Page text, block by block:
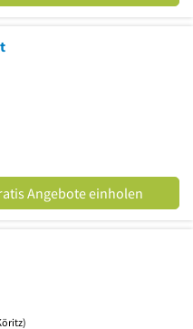
Angebote einholen